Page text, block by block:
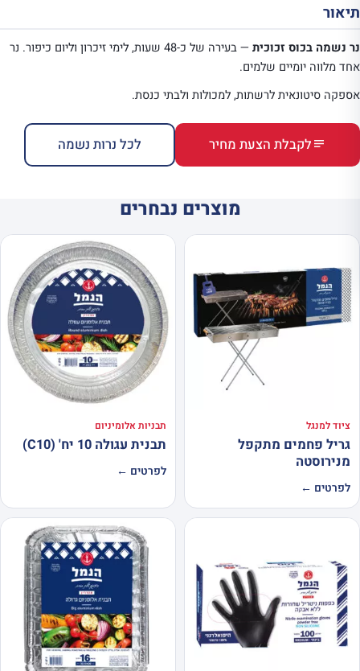
תיאור
נר נשמה בכוס זכוכית
— בעירה של כ-48 שעות, לימי זיכרון וליום כיפור. נר
אחד מלווה יומיים שלמים.
אספקה סיטונאית לרשתות, למכולות ולבתי כנסת.
לקבלת הצעת מחיר לכל נרות נשמה
מוצרים נבחרים
ציוד למנגל
גריל פחמים מתקפל
מנירוסטה
לפרטים ←
תבניות אלומיניום
תבנית עגולה 10 יח' (C10)
לפרטים ←